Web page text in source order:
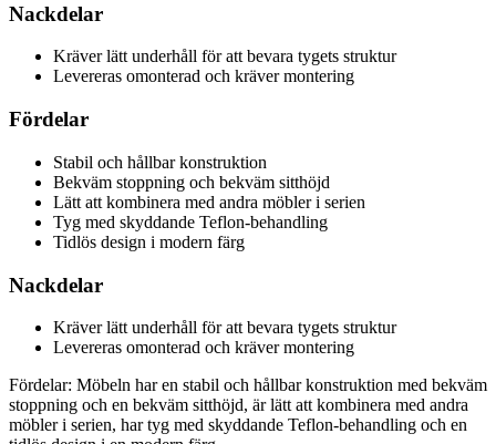
Nackdelar
Kräver lätt underhåll för att bevara tygets struktur
Levereras omonterad och kräver montering
Fördelar
Stabil och hållbar konstruktion
Bekväm stoppning och bekväm sitthöjd
Lätt att kombinera med andra möbler i serien
Tyg med skyddande Teflon-behandling
Tidlös design i modern färg
Nackdelar
Kräver lätt underhåll för att bevara tygets struktur
Levereras omonterad och kräver montering
Fördelar: Möbeln har en stabil och hållbar konstruktion med bekväm
stoppning och en bekväm sitthöjd, är lätt att kombinera med andra
möbler i serien, har tyg med skyddande Teflon-behandling och en